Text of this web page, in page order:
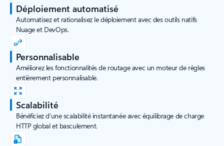
Déploiement automatisé
Automatisez et rationalisez le déploiement avec des outils natifs
Nuage et DevOps.
Personnalisable
Améliorez les fonctionnalités de routage avec un moteur de règles
entièrement personnalisable.
Scalabilité
Bénéficiez d’une scalabilité instantanée avec équilibrage de charge
HTTP global et basculement.